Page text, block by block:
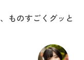
ものすごくグッと